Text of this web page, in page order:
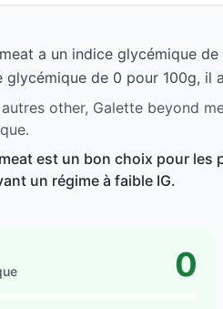
a un indice glycémique
glycémique de 0 pour 100g, il
other, Galette beyond
est un bon choix pour les
un régime à faible IG.
0